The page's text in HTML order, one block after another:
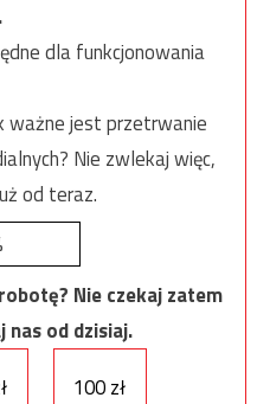
dla funkcjonowania
ważne jest przetrwanie
Nie zwlekaj więc,
od teraz.
Nie czekaj zatem
od dzisiaj.
100 zł